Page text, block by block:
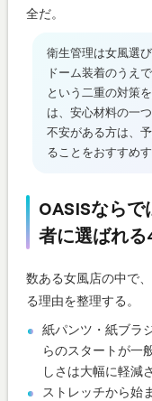
全だ。
衛生管理は女風選
ドーム装着のうえ
という二重の対策
は、安心材料の一
不安がある方は、
ることをおすすめす
OASISなら
者に選ばれる
数ある女風店の中で
る理由を整理する。
紙パンツ・紙ブラ
らのスタートが一
しさは大幅に軽減
ストレッチから始